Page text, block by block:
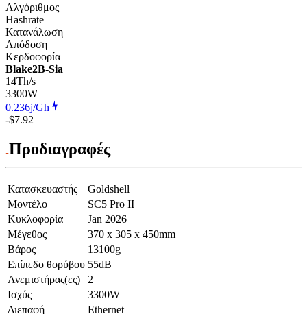
Αλγόριθμος
Hashrate
Κατανάλωση
Απόδοση
Κερδοφορία
Blake2B-Sia
14Th/s
3300W
0.236j/Gh
-$7.92
Προδιαγραφές
Κατασκευαστής
Goldshell
Μοντέλο
SC5 Pro II
Κυκλοφορία
Jan 2026
Μέγεθος
370 x 305 x 450mm
Βάρος
13100g
Επίπεδο θορύβου 55dB
Ανεμιστήρας(ες)
2
Ισχύς
3300W
Διεπαφή
Ethernet